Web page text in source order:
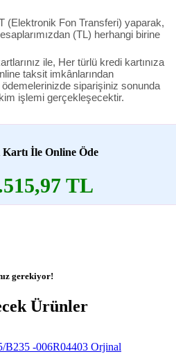
(Elektronik Fon Transferi) yaparak,
(TL) herhangi birine
ile, Her türlü kredi kartınıza
taksit imkânlarından
siparişiniz sonunda
işlemi gerçekleşecektir.
İle Online Öde
TL
gerekiyor!
Ürünler